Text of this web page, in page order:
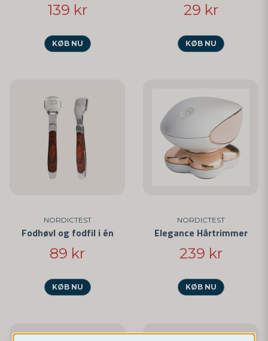
139 kr
KØB NU
29 kr
KØB NU
NORDICTEST
Fodhøvl og fodfil i én
89 kr
KØB NU
NORDICTEST
Elegance Hårtrimmer
239 kr
KØB NU